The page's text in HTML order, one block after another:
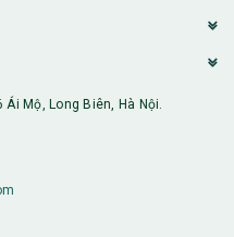
Mộ, Long Biên, Hà Nội.